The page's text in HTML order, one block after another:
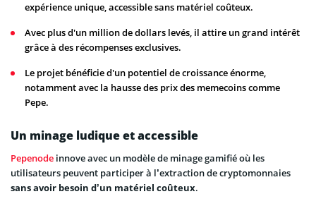
expérience unique, accessible sans matériel coûteux.
Avec plus d'un million de dollars levés, il attire un grand intérêt
grâce à des récompenses exclusives.
Le projet bénéficie d'un potentiel de croissance énorme,
notamment avec la hausse des prix des memecoins comme
Pepe.
Un minage ludique et accessible
Pepenode innove avec un modèle de minage gamifié où les
utilisateurs peuvent participer à l’extraction de cryptomonnaies
sans avoir besoin d’un matériel coûteux.